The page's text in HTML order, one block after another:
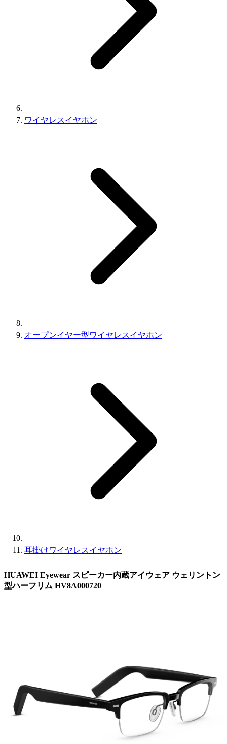
ワイヤレスイヤホン
オープンイヤー型ワイヤレスイヤホン
耳掛けワイヤレスイヤホン
HUAWEI Eyewear スピーカー内蔵アイウェア ウェリントン
型ハーフリム HV8A000720